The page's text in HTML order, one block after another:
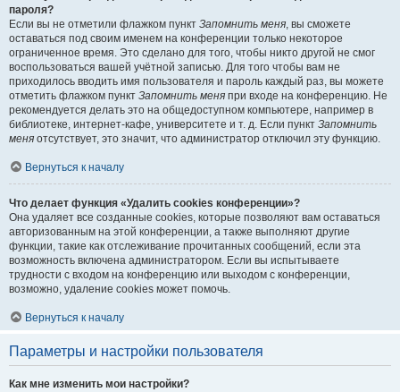
пароля?
Если вы не отметили флажком пункт Запомнить меня, вы сможете
оставаться под своим именем на конференции только некоторое
ограниченное время. Это сделано для того, чтобы никто другой не смог
воспользоваться вашей учётной записью. Для того чтобы вам не
приходилось вводить имя пользователя и пароль каждый раз, вы можете
отметить флажком пункт Запомнить меня при входе на конференцию. Не
рекомендуется делать это на общедоступном компьютере, например в
библиотеке, интернет-кафе, университете и т. д. Если пункт Запомнить
меня отсутствует, это значит, что администратор отключил эту функцию.
Вернуться к началу
Что делает функция «Удалить cookies конференции»?
Она удаляет все созданные cookies, которые позволяют вам оставаться
авторизованным на этой конференции, а также выполняют другие
функции, такие как отслеживание прочитанных сообщений, если эта
возможность включена администратором. Если вы испытываете
трудности с входом на конференцию или выходом с конференции,
возможно, удаление cookies может помочь.
Вернуться к началу
Параметры и настройки пользователя
Как мне изменить мои настройки?